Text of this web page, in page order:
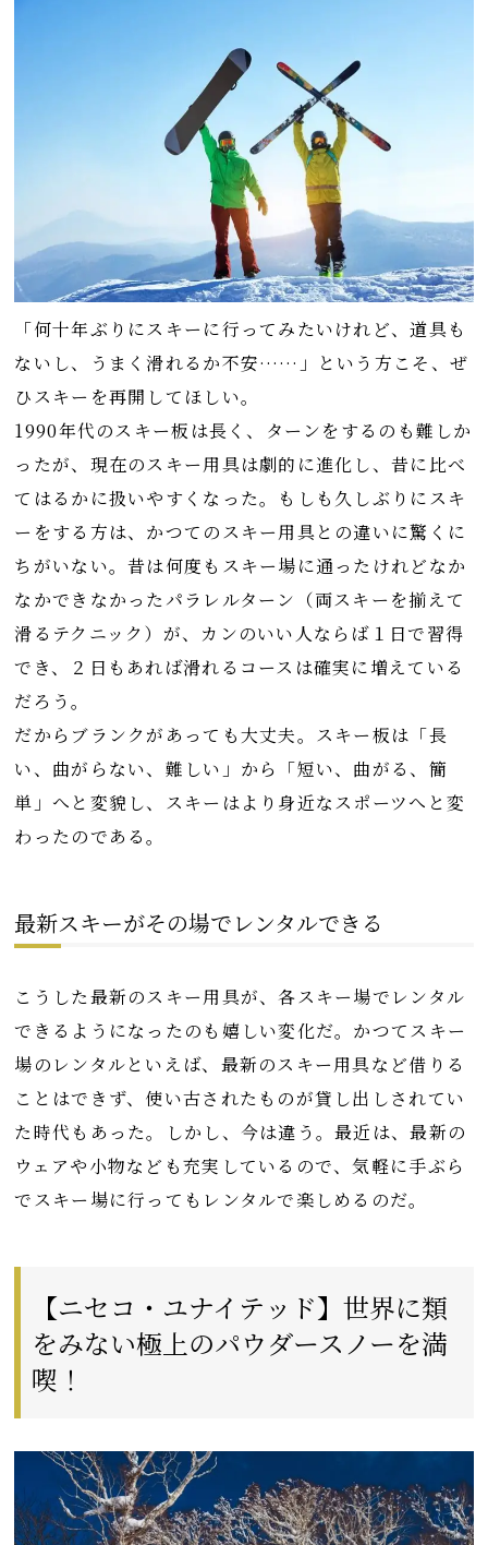
「何十年ぶりにスキーに行ってみたいけれど、道具も
ないし、うまく滑れるか不安……」という方こそ、ぜ
ひスキーを再開してほしい。
1990年代のスキー板は長く、ターンをするのも難しか
ったが、現在のスキー用具は劇的に進化し、昔に比べ
てはるかに扱いやすくなった。もしも久しぶりにスキ
ーをする方は、かつてのスキー用具との違いに驚くに
ちがいない。昔は何度もスキー場に通ったけれどなか
なかできなかったパラレルターン（両スキーを揃えて
滑るテクニック）が、カンのいい人ならば１日で習得
でき、２日もあれば滑れるコースは確実に増えている
だろう。
だからブランクがあっても大丈夫。スキー板は「長
い、曲がらない、難しい」から「短い、曲がる、簡
単」へと変貌し、スキーはより身近なスポーツへと変
わったのである。
最新スキーがその場でレンタルできる
こうした最新のスキー用具が、各スキー場でレンタル
できるようになったのも嬉しい変化だ。かつてスキー
場のレンタルといえば、最新のスキー用具など借りる
ことはできず、使い古されたものが貸し出しされてい
た時代もあった。しかし、今は違う。最近は、最新の
ウェアや小物なども充実しているので、気軽に手ぶら
でスキー場に行ってもレンタルで楽しめるのだ。
【ニセコ・ユナイテッド】世界に類
をみない極上のパウダースノーを満
喫！